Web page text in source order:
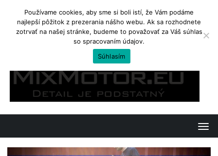
TRENDING
Kawasaki Ninja 650 a Z650. Jedno, či dvojvaječné dvojičky?
content
T
o
Používame cookies, aby sme si boli istí, že Vám podáme
najlepší pôžitok z prezerania nášho webu. Ak sa rozhodnete
zotrvať na našej stránke, budeme to považovať za Váš súhlas
so spracovaním údajov.
Súhlasím